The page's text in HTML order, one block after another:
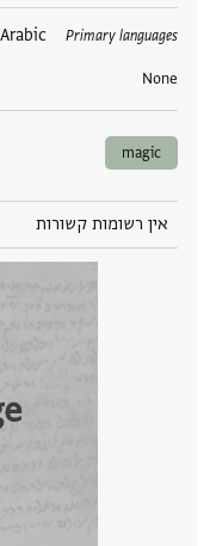
Primary languages
None
תגים
magic
אין רשומות קשורות